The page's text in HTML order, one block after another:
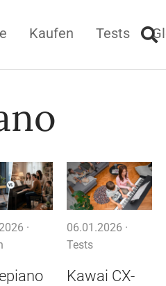
Kaufen Tests
·
06.01.2026 ·
Tests
Kawai CX-